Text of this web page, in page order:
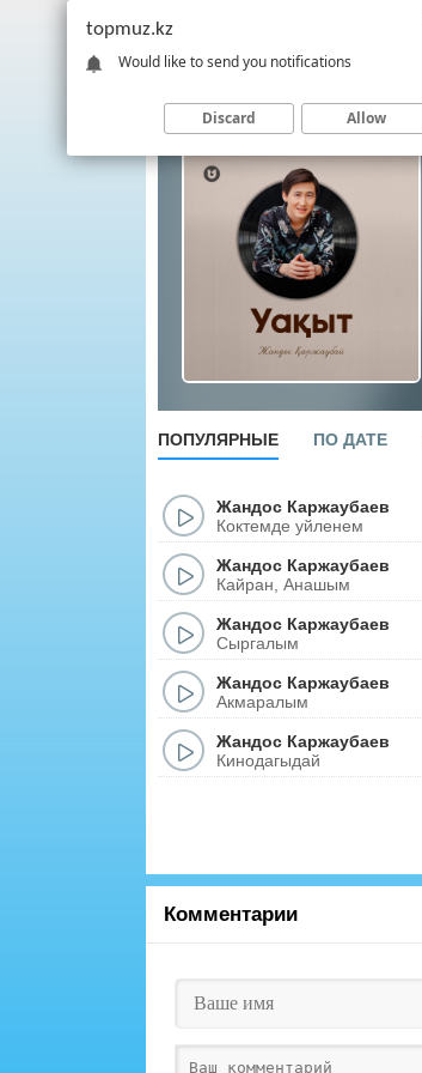
ПОПУЛЯРНЫЕ ПО ДАТЕ
Жандос Каржаубаев
Коктемде уйленем
Жандос Каржаубаев
Кайран, Анашым
Жандос Каржаубаев
Сыргалым
Жандос Каржаубаев
Акмаралым
Жандос Каржаубаев
Кинодагыдай
Комментарии
topmuz.kz
Would like to send you notifications
Discard Allow